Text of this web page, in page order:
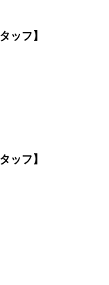
ッフ】
ッフ】